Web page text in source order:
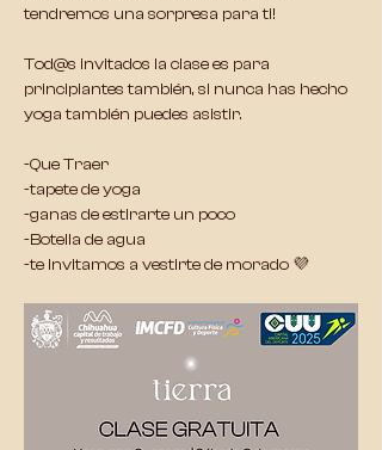
tendremos una sorpresa para ti!
Tod@s invitados la clase es para
principiantes también, si nunca has hecho
yoga también puedes asistir.
-Que Traer
-tapete de yoga
-ganas de estirarte un poco
-Botella de agua
-te invitamos a vestirte de morado 💜